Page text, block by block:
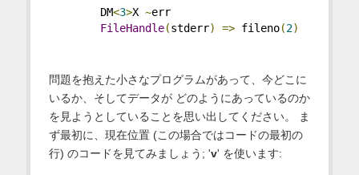
DM<3>X ~err
FileHandle(stderr) => fileno(2)
問題を抱えた小さなプログラムがあって、今どこに
いるか、そしてデータが どのようにあっているのか
を見ようとしていることを思い出してください。 ま
ず最初に、現在位置 (この場合ではコードの最初の
行) のコードを見てみましょう; 'v' を使います: